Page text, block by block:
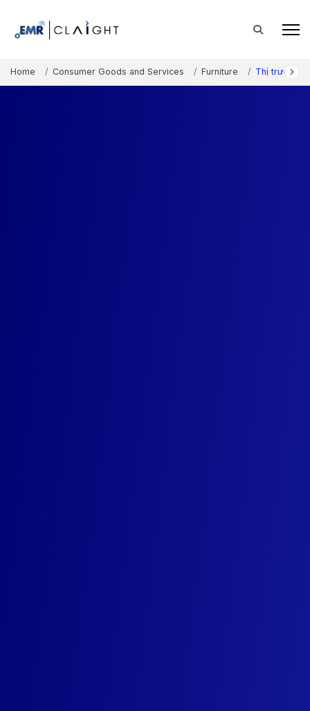
Home Consumer Goods and Services Furniture Thị trường